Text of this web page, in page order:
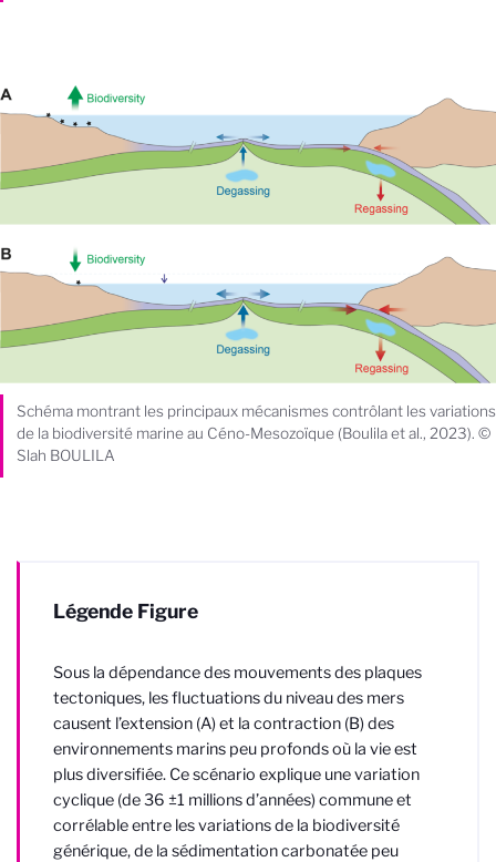
Schéma montrant les principaux mécanismes contrôlant les variations
de la biodiversité marine au Céno-Mesozoïque (Boulila et al., 2023). ©
Slah BOULILA
Légende Figure
Sous la dépendance des mouvements des plaques
tectoniques, les fluctuations du niveau des mers
causent l’extension (A) et la contraction (B) des
environnements marins peu profonds où la vie est
plus diversifiée. Ce scénario explique une variation
cyclique (de 36 ±1 millions d’années) commune et
corrélable entre les variations de la biodiversité
générique, de la sédimentation carbonatée peu